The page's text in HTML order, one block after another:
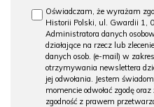
Oświadczam, że wyrażam
Historii Polski, ul. Gwardii 1,
Administratora danych
działające na rzecz lub
danych osob. (e-mail) w
otrzymywania newslettera
jej odwołania. Jestem
momencie odwołać zgodę
zgodność z prawem